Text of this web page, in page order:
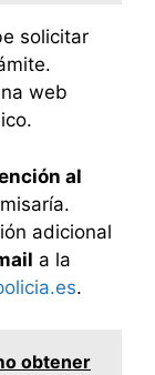
solicitar
web
al
adicional
a la
.
obtener